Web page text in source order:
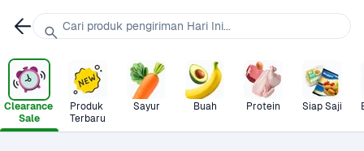
Clearance
Sale
Produk
Terbaru
Sayur Buah Protein Siap Saji
Cari produk pengiriman Hari Ini...